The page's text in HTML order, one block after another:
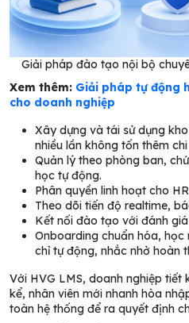
Giải pháp đào tạo nội bộ
Xem thêm: Giải pháp tự động
cho doanh nghiệp
Xây dựng và tái sử dụng
nhiều lần không tốn thêm chi
Quản lý theo phòng ban,
học tự động.
Phân quyền linh hoạt cho
Theo dõi tiến độ realtime,
Kết nối đào tạo với đánh giá
Onboarding chuẩn hóa,
chỉ tự động, nhắc nhở hoàn
Với HVG LMS, doanh nghiệp
kể, nhân viên mới nhanh hòa
toàn hệ thống để ra quyết định